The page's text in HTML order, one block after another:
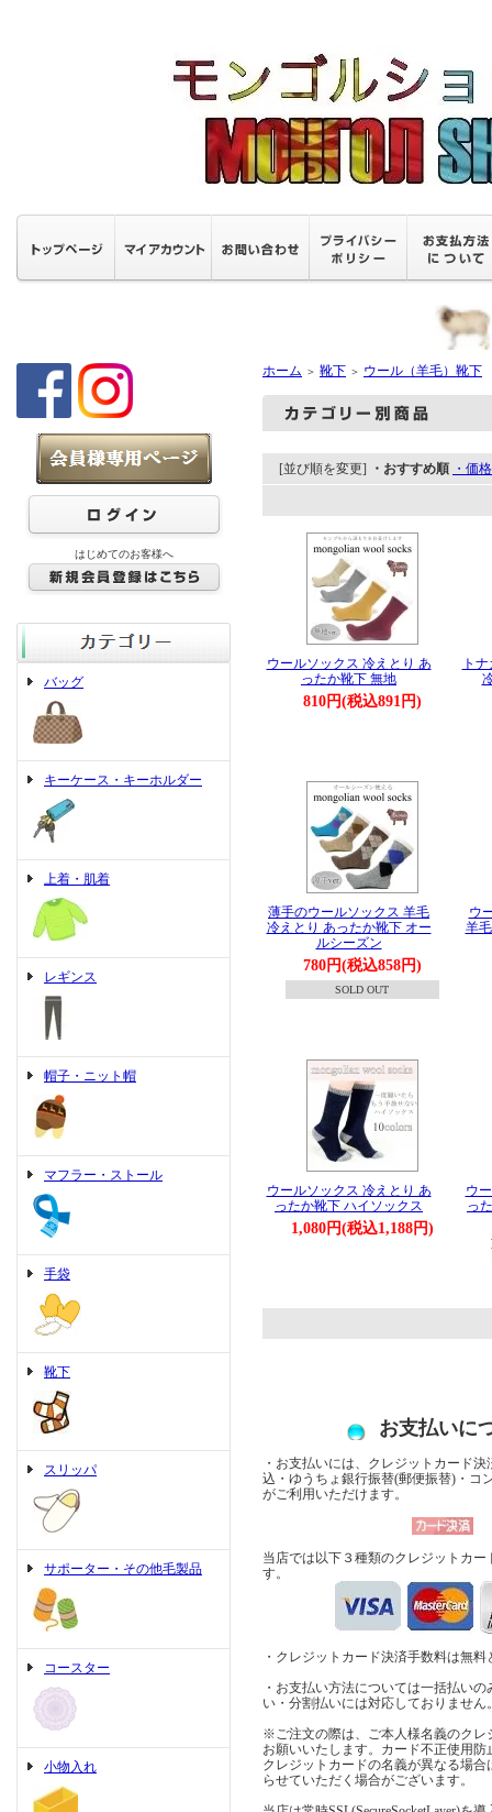
はじめてのお客様へ
バッグ
キーケース・キーホルダー
上着・肌着
レギンス
帽子・ニット帽
マフラー・ストール
手袋
靴下
スリッパ
サポーター・その他毛製品
コースター
小物入れ
ホーム ＞ 靴下 ＞ ウール（羊毛）靴下
[並び順を変更] ・おすすめ順 ・価
ウールソックス 冷えとり あ
ったか靴下 無地
810円(税込891円)
ト
薄手のウールソックス 羊毛
冷えとり あったか靴下 オー
ルシーズン
780円(税込858円)
SOLD OUT
ウ
羊
ウールソックス 冷えとり あ
ったか靴下 ハイソックス
1,080円(税込1,188円)
ウ
っ
お支払いに
・お支払いには、クレジットカード
込・ゆうちょ銀行振替(郵便振替)・コ
がご利用いただけます。
当店では以下３種類のクレジットカ
す。
・クレジットカード決済手数料は無料
・お支払い方法については一括払い
い・分割払いには対応しておりません
※ご注文の際は、ご本人様名義のクレ
お願いいたします。カード不正使用
クレジットカードの名義が異なる場
らせていただく場合がございます。